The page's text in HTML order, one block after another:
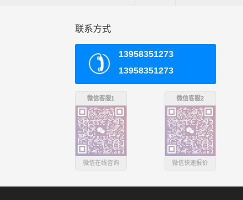
联系方式
13958351273
13958351273
微信客服1
微信在线咨询
微信客服2
微信快速报价